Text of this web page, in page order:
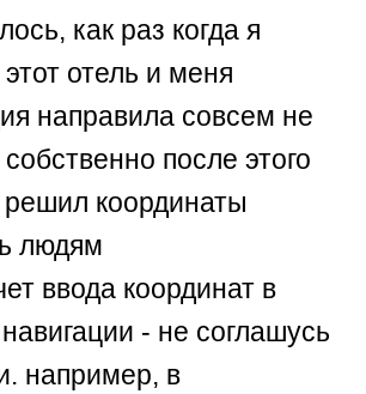
как раз когда я
отель и меня
направила совсем не
после этого
решил координаты
людям
ввода координат в
- не соглашусь
например, в